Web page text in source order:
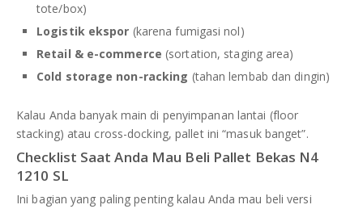
tote/box)
Logistik ekspor (karena fumigasi nol)
Retail & e-commerce (sortation, staging area)
Cold storage non-racking (tahan lembab dan dingin)
Kalau Anda banyak main di penyimpanan lantai (floor
stacking) atau cross-docking, pallet ini “masuk banget”.
Checklist Saat Anda Mau Beli Pallet Bekas N4
1210 SL
Ini bagian yang paling penting kalau Anda mau beli versi